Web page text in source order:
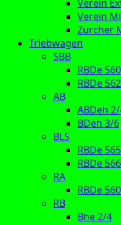
Verein
Verein
Zürcher
Triebwagen
SBB
RBDe
RBDe 562
AB
ABDeh
BDeh 3/6
BLS
RBDe 565
RBDe
RA
RBDe
RB
Bhe 2/4